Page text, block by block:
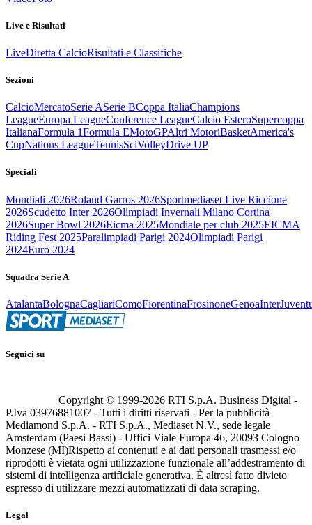
Live e Risultati
LiveDiretta CalcioRisultati e Classifiche
Sezioni
CalcioMercatoSerie ASerie BCoppa ItaliaChampions
LeagueEuropa LeagueConference LeagueCalcio EsteroSupercoppa
ItalianaFormula 1Formula EMotoGPAltri MotoriBasketAmerica's
CupNations LeagueTennisSciVolleyDrive UP
Speciali
Mondiali 2026Roland Garros 2026Sportmediaset Live Riccione
2026Scudetto Inter 2026Olimpiadi Invernali Milano Cortina
2026Super Bowl 2026Eicma 2025Mondiale per club 2025EICMA
Riding Fest 2025Paralimpiadi Parigi 2024Olimpiadi Parigi
2024Euro 2024
Squadra Serie A
AtalantaBolognaCagliariComoFiorentinaFrosinoneGenoaInter
Seguici su
Copyright © 1999-2026 RTI S.p.A. Business Digital -
P.Iva 03976881007 - Tutti i diritti riservati - Per la pubblicità
Mediamond S.p.A. - RTI S.p.A., Mediaset N.V., sede legale
Amsterdam (Paesi Bassi) - Uffici Viale Europa 46, 20093 Cologno
Monzese (MI)Rispetto ai contenuti e ai dati personali trasmessi e/o
riprodotti è vietata ogni utilizzazione funzionale all’addestramento di
sistemi di intelligenza artificiale generativa. È altresì fatto divieto
espresso di utilizzare mezzi automatizzati di data scraping.
Legal